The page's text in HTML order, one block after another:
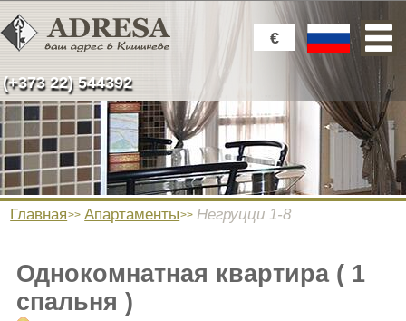
€
(+373 22) 544392
Главная Апартаменты Негруцци 1-8
Однокомнатная квартира ( 1
спальня )